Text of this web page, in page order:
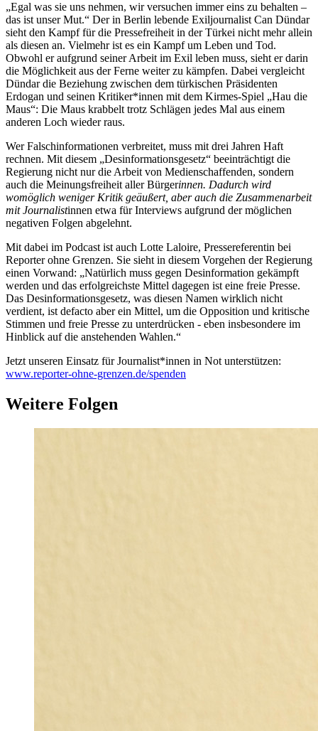
„Egal was sie uns nehmen, wir versuchen immer eins zu behalten –
das ist unser Mut.“ Der in Berlin lebende Exiljournalist Can Dündar
sieht den Kampf für die Pressefreiheit in der Türkei nicht mehr allein
als diesen an. Vielmehr ist es ein Kampf um Leben und Tod.
Obwohl er aufgrund seiner Arbeit im Exil leben muss, sieht er darin
die Möglichkeit aus der Ferne weiter zu kämpfen. Dabei vergleicht
Dündar die Beziehung zwischen dem türkischen Präsidenten
Erdogan und seinen Kritiker*innen mit dem Kirmes-Spiel „Hau die
Maus“: Die Maus krabbelt trotz Schlägen jedes Mal aus einem
anderen Loch wieder raus.
Wer Falschinformationen verbreitet, muss mit drei Jahren Haft
rechnen. Mit diesem „Desinformationsgesetz“ beeinträchtigt die
Regierung nicht nur die Arbeit von Medienschaffenden, sondern
auch die Meinungsfreiheit aller Bürgerinnen. Dadurch wird
womöglich weniger Kritik geäußert, aber auch die Zusammenarbeit
mit Journalistinnen etwa für Interviews aufgrund der möglichen
negativen Folgen abgelehnt.
Mit dabei im Podcast ist auch Lotte Laloire, Pressereferentin bei
Reporter ohne Grenzen. Sie sieht in diesem Vorgehen der Regierung
einen Vorwand: „Natürlich muss gegen Desinformation gekämpft
werden und das erfolgreichste Mittel dagegen ist eine freie Presse.
Das Desinformationsgesetz, was diesen Namen wirklich nicht
verdient, ist defacto aber ein Mittel, um die Opposition und kritische
Stimmen und freie Presse zu unterdrücken - eben insbesondere im
Hinblick auf die anstehenden Wahlen.“
Jetzt unseren Einsatz für Journalist*innen in Not unterstützen:
www.reporter-ohne-grenzen.de/spenden
Weitere Folgen